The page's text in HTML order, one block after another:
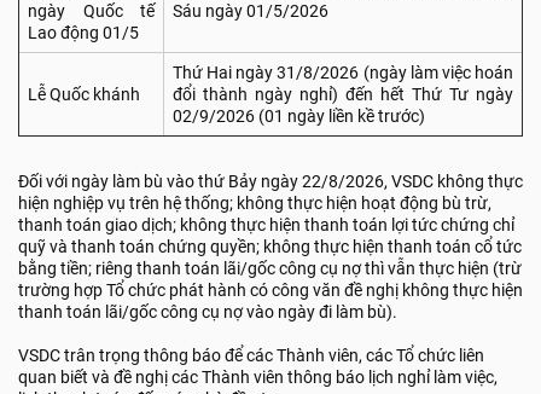
ngày Quốc tế
Lao động 01/5
Sáu ngày 01/5/2026
Lễ Quốc khánh
Thứ Hai ngày 31/8/2026 (ngày làm việc hoán
đổi thành ngày nghỉ) đến hết Thứ Tư ngày
02/9/2026 (01 ngày liền kề trước)
Đối với ngày làm bù vào thứ Bảy ngày 22/8/2026, VSDC không thực
hiện nghiệp vụ trên hệ thống; không thực hiện hoạt động bù trừ,
thanh toán giao dịch; không thực hiện thanh toán lợi tức chứng chỉ
quỹ và thanh toán chứng quyền; không thực hiện thanh toán cổ tức
bằng tiền; riêng thanh toán lãi/gốc công cụ nợ thì vẫn thực hiện (trừ
trường hợp Tổ chức phát hành có công văn đề nghị không thực hiện
thanh toán lãi/gốc công cụ nợ vào ngày đi làm bù).
VSDC trân trọng thông báo để các Thành viên, các Tổ chức liên
quan biết và đề nghị các Thành viên thông báo lịch nghỉ làm việc,